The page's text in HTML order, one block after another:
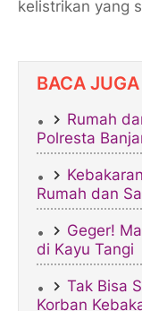
kelistrikan yang
BACA JUGA
Rumah
Polresta
Rumah dan
Geger!
di Kayu Tangi
Tak Bisa
Korban